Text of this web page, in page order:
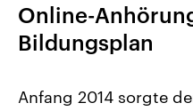
Online-
Bildungsplan
Anfang 2014 sorgte